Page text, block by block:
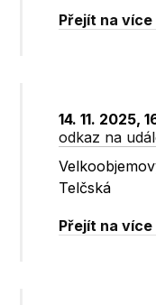
Přejít na
14. 11. 2025,
odkaz na
Telčská
Přejít na